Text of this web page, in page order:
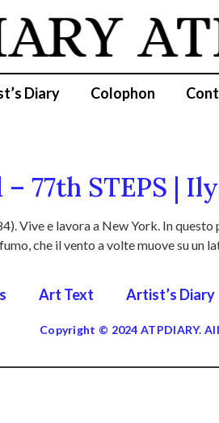
Diary Colophon
77th STEPS |
Vive e lavora a New York. In
che il vento a volte muove su un
Art Text Artist’s Diary
Copyright © 2024 ATPDIARY.